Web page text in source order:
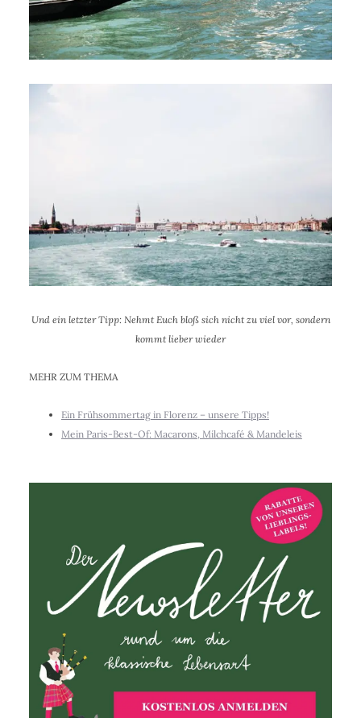
Und ein letzter Tipp: Nehmt Euch bloß sich nicht zu viel vor, sondern
kommt lieber wieder
MEHR ZUM THEMA
Ein Frühsommertag in Florenz – unsere Tipps!
Mein Paris-Best-Of: Macarons, Milchcafé & Mandeleis